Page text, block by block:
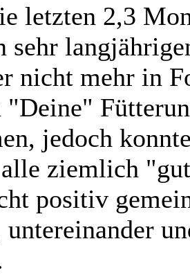
letzten 2,3
sehr
nicht mehr in
"Deine"
jedoch
alle ziemlich
positiv
untereinander